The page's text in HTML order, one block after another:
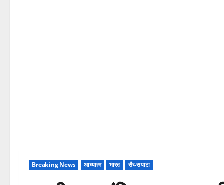
Breaking News आध्यात्म भारत सैर-सपाटा